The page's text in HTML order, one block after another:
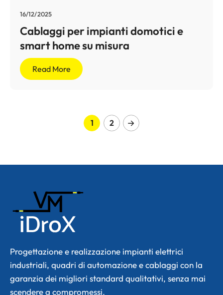
16/12/2025
Cablaggi per impianti domotici e
smart home su misura
Read More
1 2
Progettazione e realizzazione impianti elettrici
industriali, quadri di automazione e cablaggi con la
garanzia dei migliori standard qualitativi, senza mai
scendere a compromessi.